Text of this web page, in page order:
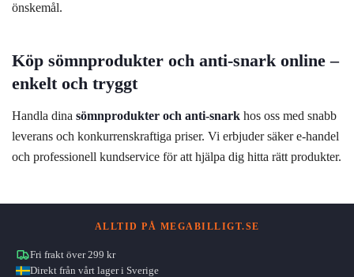
önskemål.
Köp sömnprodukter och anti-snark online –
enkelt och tryggt
Handla dina sömnprodukter och anti-snark hos oss med snabb
leverans och konkurrenskraftiga priser. Vi erbjuder säker e-handel
och professionell kundservice för att hjälpa dig hitta rätt produkter.
ALLTID PÅ MEGABILLIGT.SE
Fri frakt över 299 kr
Direkt från vårt lager i Sverige